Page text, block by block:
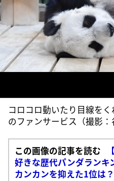
コロコロ動いたり目線を
のファンサービス（撮影：
この画像の記事を読む
好きな歴代パンダラン
カンカンを抑えた1位は？